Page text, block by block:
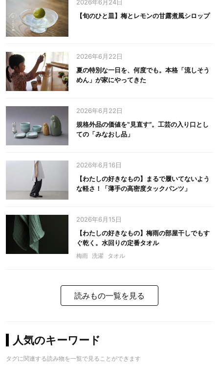
2026年6月24日
【旬のひと皿】梅とレモンの甘露煮風シロップ
2026年6月22日
夏の特別な一日を、何度でも。本格「流しそう
めん」が家にやってきた
2026年6月22日
規格外品の価値を‟見直す”。工芸の入り口とし
ての「みなおし品」
2026年6月16日
【わたしの好きなもの】まるで履いてないよう
な軽さ！「薄手の高密度タックパンツ」
2026年6月15日
【わたしの好きなもの】梅雨の部屋干しでもす
ぐ乾く。水回りの定番タオル
梅雨 洗濯 タオル
読みもの一覧を見る
人気のキーワード
タグに関連する読み物を一覧で見ることができます